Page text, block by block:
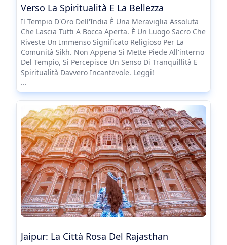
Verso La Spiritualità E La Bellezza
Il Tempio D'Oro Dell'India È Una Meraviglia Assoluta
Che Lascia Tutti A Bocca Aperta. È Un Luogo Sacro Che
Riveste Un Immenso Significato Religioso Per La
Comunità Sikh. Non Appena Si Mette Piede All'interno
Del Tempio, Si Percepisce Un Senso Di Tranquillità E
Spiritualità Davvero Incantevole. Leggi!
...
Jaipur: La Città Rosa Del Rajasthan